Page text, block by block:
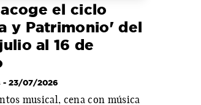
el ciclo
y Patrimonio' del
al 16 de
- 23/07/2026
musical, cena con música